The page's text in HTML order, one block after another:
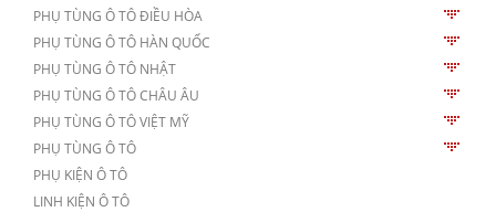
PHỤ TÙNG Ô TÔ ĐIỀU HÒA
PHỤ TÙNG Ô TÔ HÀN QUỐC
PHỤ TÙNG Ô TÔ NHẬT
PHỤ TÙNG Ô TÔ CHÂU ÂU
PHỤ TÙNG Ô TÔ VIỆT MỸ
PHỤ TÙNG Ô TÔ
PHỤ KIỆN Ô TÔ
LINH KIỆN Ô TÔ